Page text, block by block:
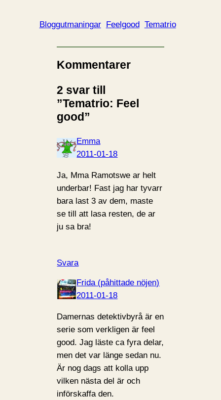
Bloggutmaningar Feelgood Tematrio
Kommentarer
2 svar till
”Tematrio: Feel
good”
Emma
2011-01-18
Ja, Mma Ramotswe ar helt
underbar! Fast jag har tyvarr
bara last 3 av dem, maste
se till att lasa resten, de ar
ju sa bra!
Svara
Frida (påhittade nöjen)
2011-01-18
Damernas detektivbyrå är en
serie som verkligen är feel
good. Jag läste ca fyra delar,
men det var länge sedan nu.
Är nog dags att kolla upp
vilken nästa del är och
införskaffa den.